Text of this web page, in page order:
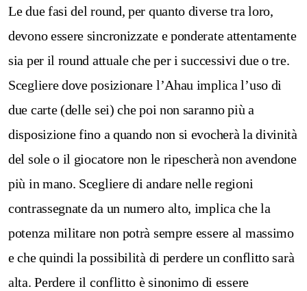
Le due fasi del round, per quanto diverse tra loro,
devono essere sincronizzate e ponderate attentamente
sia per il round attuale che per i successivi due o tre.
Scegliere dove posizionare l’Ahau implica l’uso di
due carte (delle sei) che poi non saranno più a
disposizione fino a quando non si evocherà la divinità
del sole o il giocatore non le ripescherà non avendone
più in mano. Scegliere di andare nelle regioni
contrassegnate da un numero alto, implica che la
potenza militare non potrà sempre essere al massimo
e che quindi la possibilità di perdere un conflitto sarà
alta. Perdere il conflitto è sinonimo di essere